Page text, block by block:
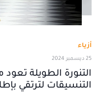
أزياء
25 ديسمبر 2024
التنورة الطويلة
التنسيقات لترتقي